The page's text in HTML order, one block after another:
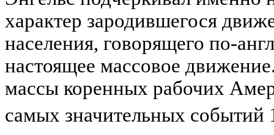
характер зародившегося
населения, говорящего по-
настоящее массовое
массы коренных рабочих
самых значительных событий